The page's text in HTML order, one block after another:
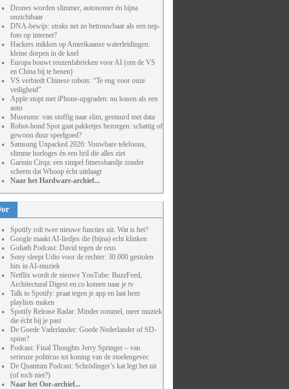
Drones worden slimmer, autonomer én bijna
onzichtbaar
DNA-bewijs: straks net zo betrouwbaar als een nep-
foto op internet?
Hackers mikken op Amerikaanse waterleidingen:
kleine dorpen in de knel
Europa bouwt reuzenfabrieken voor AI (om de VS
en China bij te benen)
VS verbiedt Chinese robots: “Te eng voor onze
veiligheid”
Apple stopt met iPhone-upgraden: nu leasen als een
auto
Museums: van stoffig naar slim, gestuurd met data
Robot-hond Spot gaat pakketjes bezorgen: schattig of
gewoon duur speelgoed?
Samsung Unpacked 2026: Vouwbare telefoons,
slimme horloges én een bril die alles ziet
Garmin Cirqa: een simpel fitnessbandje zonder
scherm dat Whoop écht uitdaagt
Naar het Hardware-archief...
Spotify rolt twee nieuwe functies uit. Wat is het?
Google maakt AI-liedjes die (bijna) echt klinken
Goliath Podcast: David tegen de reus
Sony sleept Udio voor de rechter: 30.000 gestolen
hits in AI-muziek
Netflix wordt de nieuwe YouTube: BuzzFeed,
Architectural Digest en co komen naar je tv
Talk to Spotify: praat tegen je app en laat hem
playlists maken
Spotify Release Radar: Minder rommel, meer muziek
die écht bij je past
De Goede Vaderlander: Goede Nederlander of SD-
spion?
Podcast: Final Thoughts Jerry Springer – van
serieuze politicus tot koning van de stoelengevec
De Quantum Podcast: Schrödinger’s kat legt het uit
(of toch niet?)
Naar het Oor-archief...